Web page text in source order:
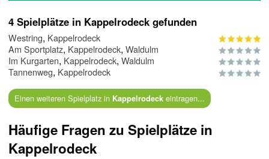
4 Spielplätze in Kappelrodeck gefunden
Westring, Kappelrodeck
Am Sportplatz, Kappelrodeck, Waldulm
Im Kurgarten, Kappelrodeck, Waldulm
Tannenweg, Kappelrodeck
Einen weiteren Spielplatz in Kappelrodeckeintragen...
Häufige Fragen zu Spielplätze in
Kappelrodeck